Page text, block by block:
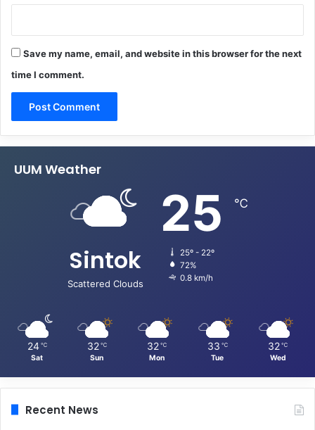
Save my name, email, and website in this browser for the next
time I comment.
UUM Weather
Sintok
Scattered Clouds
25 ℃
25º - 22º
72%
0.8 km/h
24 ℃
Sat
32 ℃
Sun
32 ℃
Mon
33 ℃
Tue
32 ℃
Wed
Recent News